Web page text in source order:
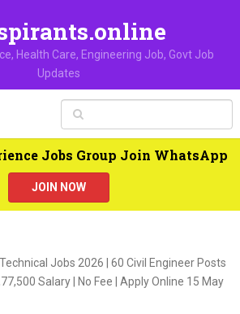
Health Care, Engineering Job, Govt Job
Updates
Jobs Group Join WhatsApp
JOIN NOW
Jobs 2026 | 60 Civil Engineer Posts
Salary | No Fee | Apply Online 15 May